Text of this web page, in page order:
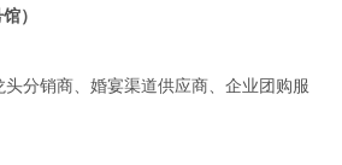
）
分销商、婚宴渠道供应商、企业团购服